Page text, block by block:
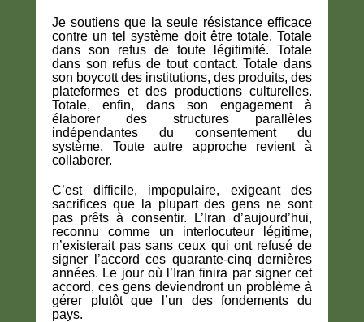
Je soutiens que la seule résistance efficace
contre un tel système doit être totale. Totale
dans son refus de toute légitimité. Totale
dans son refus de tout contact. Totale dans
son boycott des institutions, des produits, des
plateformes et des productions culturelles.
Totale, enfin, dans son engagement à
élaborer des structures parallèles
indépendantes du consentement du
système. Toute autre approche revient à
collaborer.
C’est difficile, impopulaire, exigeant des
sacrifices que la plupart des gens ne sont
pas prêts à consentir. L’Iran d’aujourd’hui,
reconnu comme un interlocuteur légitime,
n’existerait pas sans ceux qui ont refusé de
signer l’accord ces quarante-cinq dernières
années. Le jour où l’Iran finira par signer cet
accord, ces gens deviendront un problème à
gérer plutôt que l’un des fondements du
pays.